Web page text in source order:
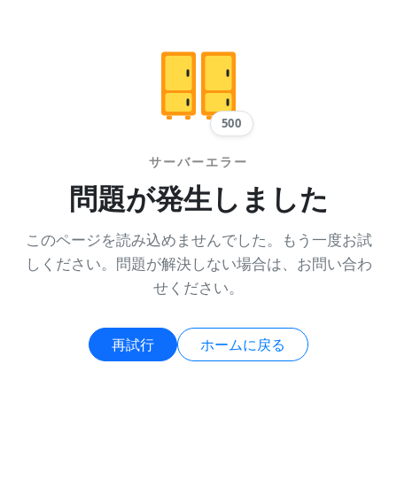
500
サーバーエラー
問題が発生しました
このページを読み込めませんでした。もう一度お試
しください。問題が解決しない場合は、お問い合わ
せください。
再試行 ホームに戻る